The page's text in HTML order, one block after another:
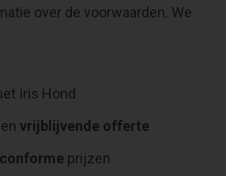
over de voorwaarden. We
Iris Hond
vrijblijvende offerte
prijzen